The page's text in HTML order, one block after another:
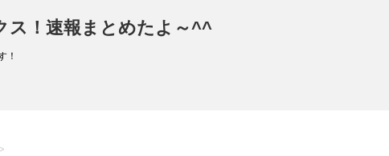
ス！速報まとめたよ～^^
！
>